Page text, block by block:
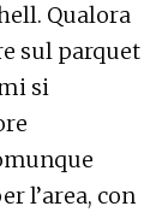
Qualora
sul parquet
si
l’area, con